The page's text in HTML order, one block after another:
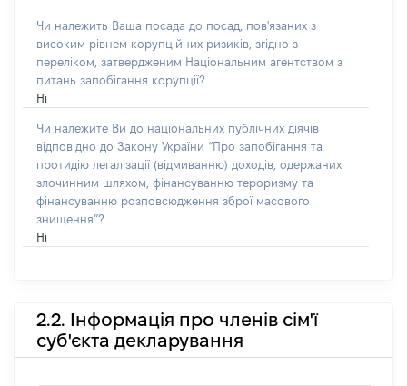
Чи належить Ваша посада до посад, пов'язаних з
високим рівнем корупційних ризиків, згідно з
переліком, затвердженим Національним агентством з
питань запобігання корупції?
Ні
Чи належите Ви до національних публічних діячів
відповідно до Закону України “Про запобігання та
протидію легалізації (відмиванню) доходів, одержаних
злочинним шляхом, фінансуванню тероризму та
фінансуванню розповсюдження зброї масового
знищення”?
Ні
2.2. Інформація про членів сім'ї
суб'єкта декларування